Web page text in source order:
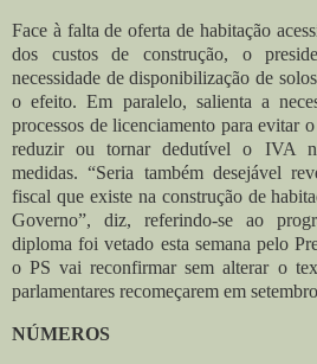
Face à falta de oferta de habitação
dos custos de construção, o
necessidade de disponibilização de
o efeito. Em paralelo, salienta a
processos de licenciamento para evitar
reduzir ou tornar dedutível o IVA
medidas. “Seria também desejável
fiscal que existe na construção de
Governo”, diz, referindo-se ao
diploma foi vetado esta semana pelo
o PS vai reconfirmar sem alterar o
parlamentares recomeçarem em
NÚMEROS